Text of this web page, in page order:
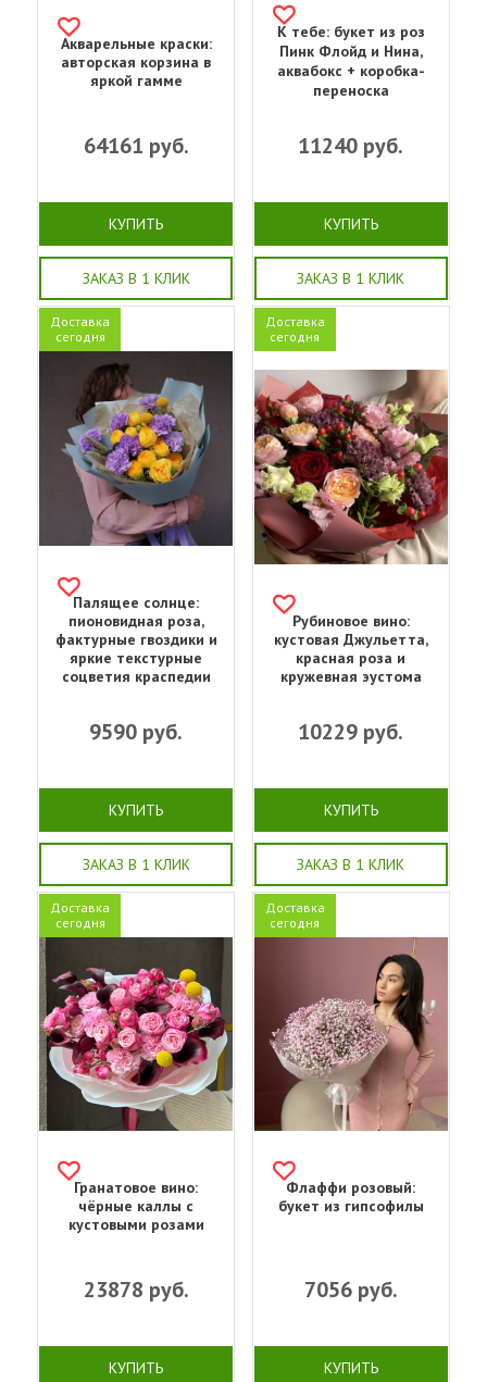
Акварельные краски:
авторская корзина в
яркой гамме
64161 руб.
КУПИТЬ
ЗАКАЗ В 1 КЛИК
К тебе: букет из роз
Пинк Флойд и Нина,
аквабокс + коробка-
переноска
11240 руб.
КУПИТЬ
ЗАКАЗ В 1 КЛИК
Доставка
сегодня
Палящее солнце:
пионовидная роза,
фактурные гвоздики и
яркие текстурные
соцветия краспедии
9590 руб.
КУПИТЬ
ЗАКАЗ В 1 КЛИК
Доставка
сегодня
Рубиновое вино:
кустовая Джульетта,
красная роза и
кружевная эустома
10229 руб.
КУПИТЬ
ЗАКАЗ В 1 КЛИК
Доставка
сегодня
Гранатовое вино:
чёрные каллы с
кустовыми розами
23878 руб.
КУПИТЬ
Доставка
сегодня
Флаффи розовый:
букет из гипсофилы
7056руб.
КУПИТЬ